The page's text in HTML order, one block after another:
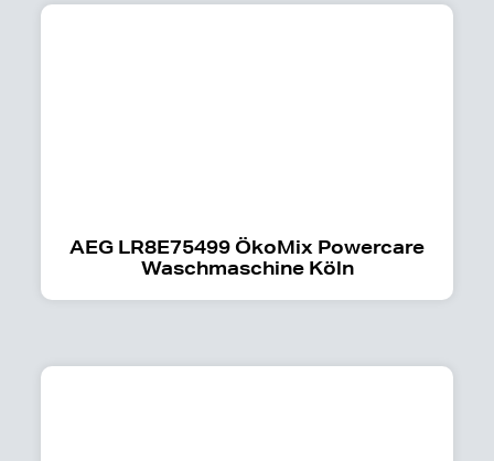
AEG LR8E75499 ÖkoMix Powercare
Waschmaschine Köln